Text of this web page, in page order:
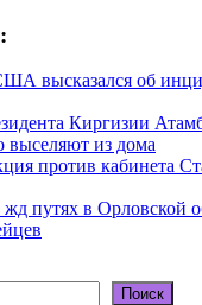
высказался об
Киргизии
выселяют из дома
против кабинета
путях в Орловской
Поиск